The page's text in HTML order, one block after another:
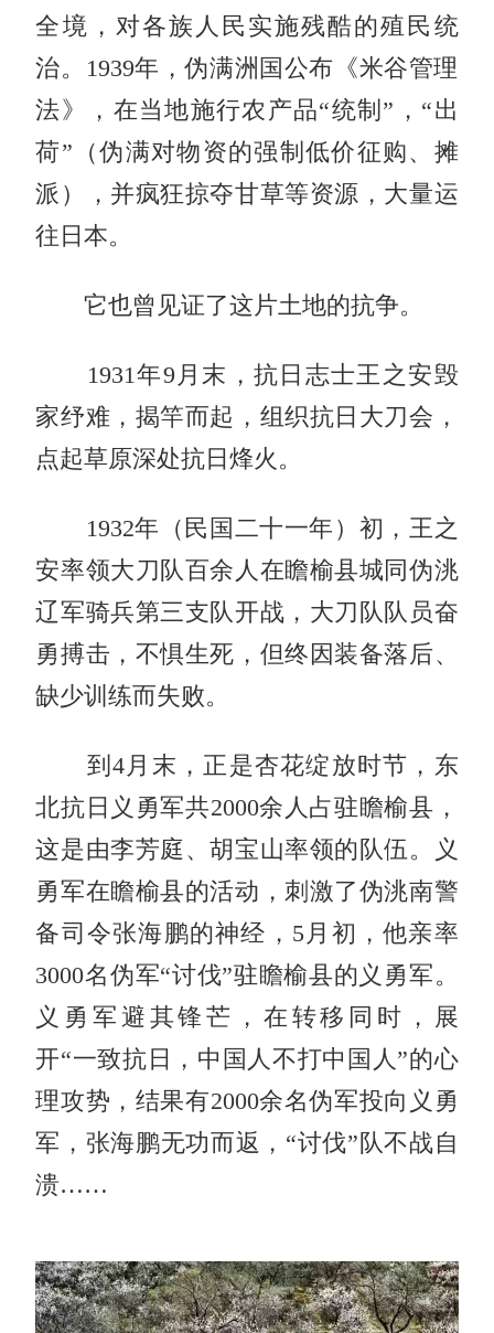
全境，对各族人民实施残酷的殖民统
治。1939年，伪满洲国公布《米谷管理
法》，在当地施行农产品“统制”，“出
荷”（伪满对物资的强制低价征购、摊
派）
，并疯狂掠夺甘草等资源，大量运
往日本。
它也曾见证了这片土地的抗争。
1931年9月末，抗日志士王之安毁
家纾难，揭竿而起，组织抗日大刀会，
点起草原深处抗日烽火。
1932年（民国二十一年） 初，王之
安率领大刀队百余人在瞻榆县城同伪洮
辽军骑兵第三支队开战，大刀队队员奋
勇搏击，不惧生死，但终因装备落后、
缺少训练而失败。
到4月 末，正是杏花绽放时节，东
北抗日义勇军共2000余人占驻瞻榆县 ，
这是由李芳庭、胡宝山率领的队伍。义
勇军在瞻榆县的活动，刺激了伪洮南警
备司令张海鹏的神经， 5月 初，他亲率
3000名伪军“讨伐”驻瞻榆县的义勇军。
义 勇军避其锋芒，在转移同时，展
开“一致抗日，中国人不打中国人”的心
理攻势，结果有2000余名伪军投向义勇
军， 张海鹏无功而返，“讨伐”队不战自
溃……